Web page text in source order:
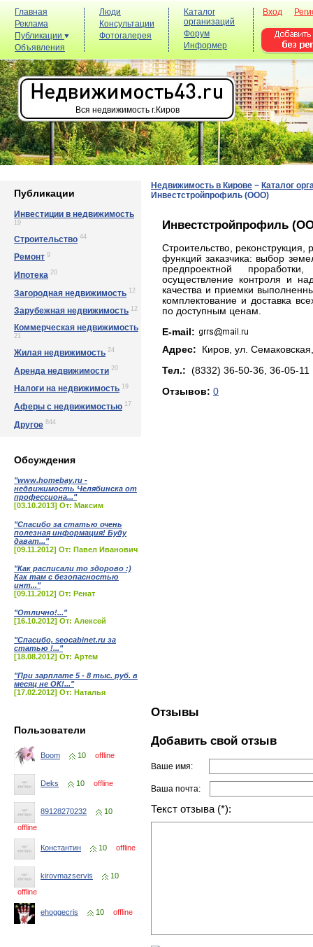
Главная
Реклама
Публикации
Объявления
Люди
Консультации
Фотогалерея
Каталог
организаций
Форум
Информер
Вход
Вся недвижимость г.Киров
Публикации
Инвестиции в недвижимость
19
Строительство 44
Ремонт 9
Ипотека 20
Загородная недвижимость 12
Зарубежная недвижимость 12
Коммерческая недвижимость
21
Жилая недвижимость 24
Аренда недвижимости 20
Налоги на недвижимость 19
Аферы с недвижимостью 17
Другое 844
Обсуждения
"www.homebay.ru -
недвижимость Челябинска от
профессиона..."
[03.10.2013] От: Максим
"Спасибо за статью очень
полезная информация! Буду
дават..."
[09.11.2012] От: Павел Иванович
"Как расписали то здорово :)
Как там с безопасностью
инт..."
[09.11.2012] От: Ренат
"Отлично!..."
[16.10.2012] От: Алексей
"Спасибо, seocabinet.ru за
статью !..."
[18.08.2012] От: Артем
"При зарплате 5 - 8 тыс. руб. в
месяц не ОК!..."
[17.02.2012] От: Наталья
Пользователи
Boom 10 offline
Deks 10 offline
89128270232
10
offline
Константин 10 offline
kirovmazservis
10
offline
ehoggecris 10 offline
Недвижимость в Кирове − Каталог
Инвестстройпрофиль (ООО)
Инвестстройпрофиль
Строительство,
функций заказчика: выбор
предпроектной
осуществление контроля и
качества и приемки
комплектование и доставка
по доступным ценам.
E-mail:
Адрес: Киров, yл.
Тел.: (8332) 36-50-36, 36-05-11
Отзывов: 0
Отзывы
Добавить свой отзыв
Ваше имя:
Ваша почта:
Текст отзыва (*):